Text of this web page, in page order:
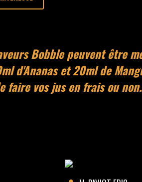
Bobble peuvent être
d'Ananas et 20ml de
faire vos jus en frais ou non.